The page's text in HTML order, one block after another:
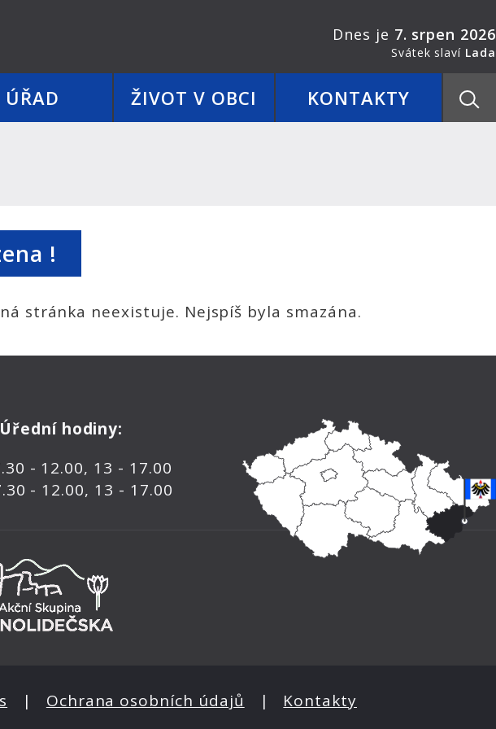
ÚŘAD ŽIVOT V OBCI KONTAKTY
Dnes je 7. srpen 2026
Svátek slaví Lada
!
stránka neexistuje. Nejspíš byla smazána.
Úřední hodiny:
- 12.00, 13 - 17.00
- 12.00, 13 - 17.00
| Ochrana osobních údajů | Kontakty